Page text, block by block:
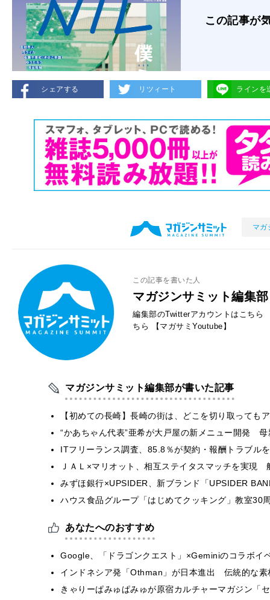
この記事が
シェアする リツィート ラインを
マガ
この記事を書いた人
マガジンサミット編集部
編集部のTwitterアカウントはこちら
ちら
【マガサミYoutube】
マガジンサミット編集部が書いた記事
【初めての長崎】長崎の街は、どこを切り取って
“かあちゃん代表”亜希が大戸屋の新メニュー開発
ITフリーランス調査、85.8％が契約・報酬トラブ
ＪＡＬ×マリオット、相互ステイタスマッチを実
みずほ銀行×UPSIDER、新ブランド「UPSIDER
ハウス食品グループ「はじめてクッキング」教室
あなたへのおすすめ
Google、「ドラゴンクエスト」×Geminiのコラボイ
インドネシア発「Othman」が日本進出 伝統的な素
きゃりーぱみゅぱみゅが原宿カルチャーマガジン「